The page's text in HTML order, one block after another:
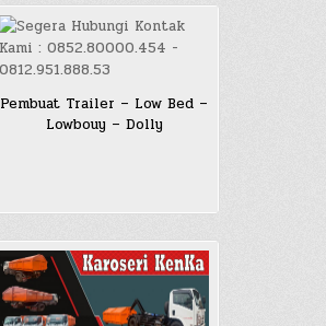
Pembuat Trailer – Low Bed –
Lowbouy – Dolly